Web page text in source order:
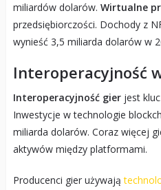
miliardów dolarów. Wirtualne
przedsiębiorczości. Dochody z
wynieść 3,5 miliarda dolarów w
Interoperacyjność
Interoperacyjność gierjest
Inwestycje w technologie
miliarda dolarów. Coraz więcej
aktywów między platformami.
Producenci gier używają